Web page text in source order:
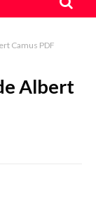
Camus PDF
Albert